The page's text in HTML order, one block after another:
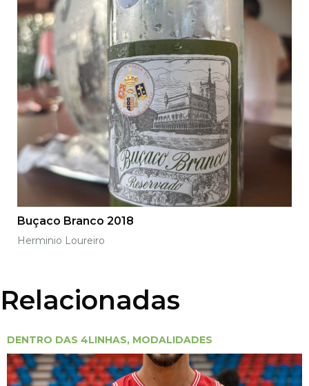
Buçaco Branco 2018
Herminio Loureiro
Relacionadas
DENTRO DAS 4LINHAS, MODALIDADES